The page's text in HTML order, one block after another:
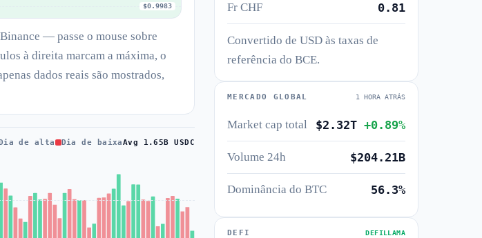
$0.9983
— passe o mouse sobre
à direita marcam a máxima, o
dados reais são mostrados,
de alta Dia de baixaAvg 1.65B USDC
Fr CHF 0.81
Convertido de USD às taxas de
referência do BCE.
MERCADO GLOBAL 1 HORA ATRÁS
Market cap total $2.32T +0.89%
Volume 24h $204.21B
Dominância do BTC 56.3%
DEFI DEFILLAMA